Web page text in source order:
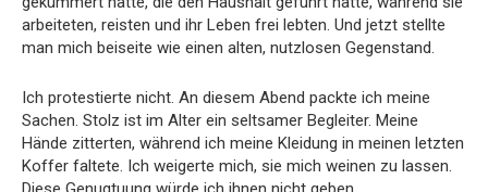
arbeiteten, reisten und ihr Leben frei lebten. Und jetzt stellte
man mich beiseite wie einen alten, nutzlosen Gegenstand.
Ich protestierte nicht. An diesem Abend packte ich meine
Sachen. Stolz ist im Alter ein seltsamer Begleiter. Meine
Hände zitterten, während ich meine Kleidung in meinen letzten
Koffer faltete. Ich weigerte mich, sie mich weinen zu lassen.